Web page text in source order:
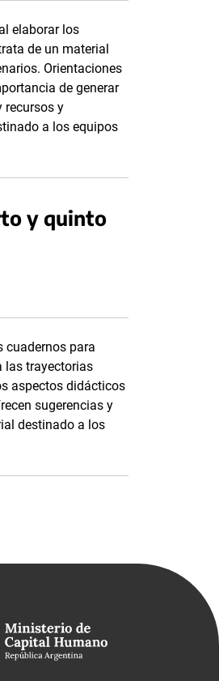
elaborar los
de un material
Orientaciones
de generar
recursos y
a los equipos
y quinto
cuadernos para
las trayectorias
aspectos didácticos
sugerencias y
destinado a los